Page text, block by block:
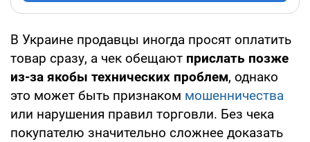
В Украине продавцы иногда просят оплатить
товар сразу, а чек обещают прислать позже
из-за якобы технических проблем, однако
это может быть признаком мошенничества
или нарушения правил торговли. Без чека
покупателю значительно сложнее доказать